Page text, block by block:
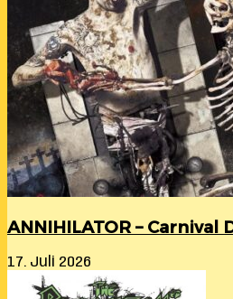
ANNIHILATOR – Carnival
17. Juli 2026